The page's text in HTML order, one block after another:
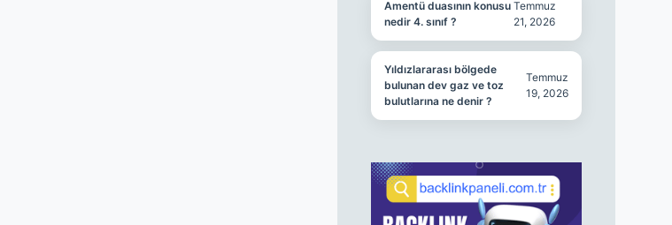
Amentü duasının konusu
nedir 4. sınıf ?
Temmuz
21, 2026
Yıldızlararası bölgede
bulunan dev gaz ve toz
bulutlarına ne denir ?
Temmuz
19, 2026